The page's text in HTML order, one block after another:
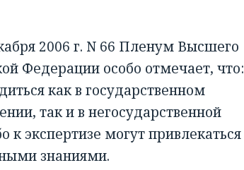
2006 г. N 66 Пленум Высшего
Федерации особо отмечает, что:
как в государственном
так и в негосударственной
к экспертизе могут привлекаться
знаниями.